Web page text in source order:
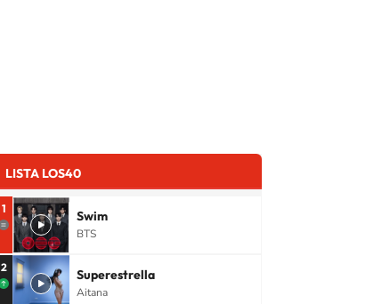
LISTA LOS40
1 Swim
BTS
2 Superestrella
Aitana